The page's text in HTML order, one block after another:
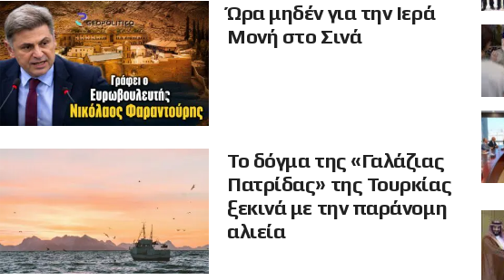
Ώρα μηδέν για την Ιερά
Μονή στο Σινά
Το δόγμα της «Γαλάζιας
Πατρίδας» της Τουρκίας
ξεκινά με την παράνομη
αλιεία